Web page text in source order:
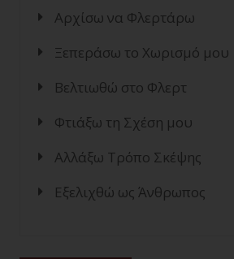
Αρχίσω να Φλερτάρω
Ξεπεράσω το Χωρισμό μου
Βελτιωθώ στο Φλερτ
Φτιάξω τη Σχέση μου
Αλλάξω Τρόπο Σκέψης
Εξελιχθώ ως Άνθρωπος